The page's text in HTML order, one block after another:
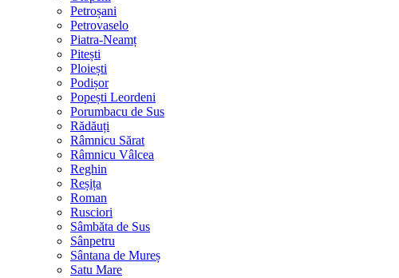
Petroșani
Petrovaselo
Piatra-Neamț
Pitești
Ploiești
Podișor
Popești Leordeni
Porumbacu de Sus
Rădăuți
Râmnicu Sărat
Râmnicu Vâlcea
Reghin
Reșița
Roman
Rusciori
Sâmbăta de Sus
Sânpetru
Sântana de Mureș
Satu Mare